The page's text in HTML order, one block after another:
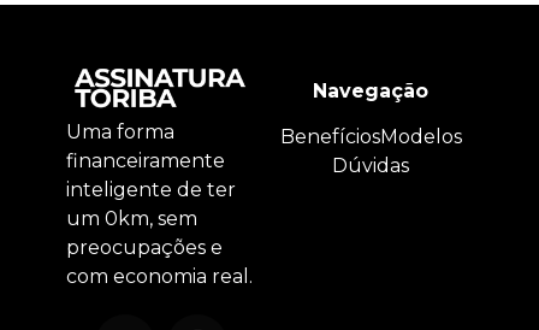
Uma forma
financeiramente
inteligente de ter
um 0km, sem
preocupações e
com economia real.
Navegação
BenefíciosModelos
Dúvidas